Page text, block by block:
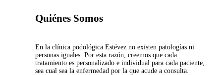
Quiénes Somos
En la clínica podológica Estévez no existen patologías ni
personas iguales. Por esta razón, creemos que cada
tratamiento es personalizado e individual para cada paciente,
sea cual sea la enfermedad por la que acude a consulta.